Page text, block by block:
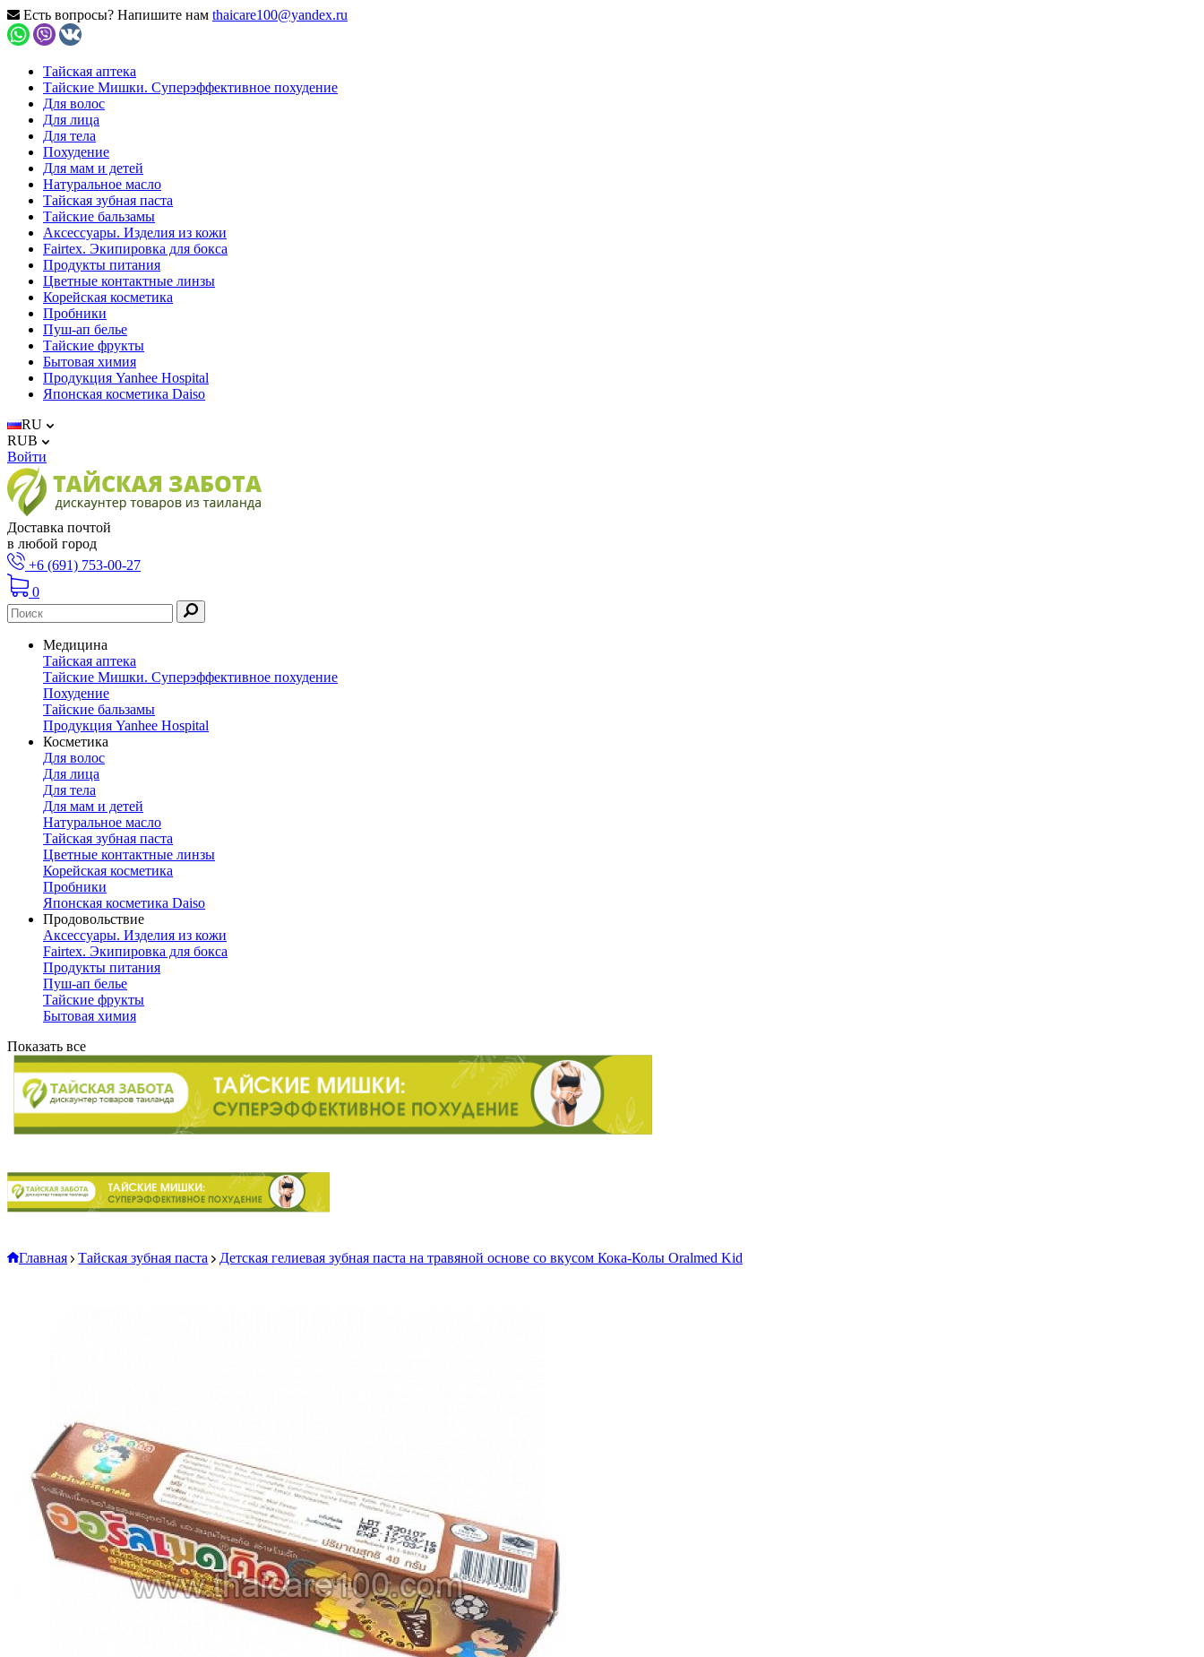
Есть вопросы? Напишите нам thaicare100@yandex.ru
Тайская аптека
Тайские Мишки. Суперэффективное похудение
Для волос
Для лица
Для тела
Похудение
Для мам и детей
Натуральное масло
Тайская зубная паста
Тайские бальзамы
Аксессуары. Изделия из кожи
Fairtex. Экипировка для бокса
Продукты питания
Цветные контактные линзы
Корейская косметика
Пробники
Пуш-ап белье
Тайские фрукты
Бытовая химия
Продукция Yanhee Hospital
Японская косметика Daiso
RU
RUB
Войти
Доставка почтой
в любой город
+6 (691) 753-00-27
0
Медицина
Тайская аптека
Тайские Мишки. Суперэффективное похудение
Похудение
Тайские бальзамы
Продукция Yanhee Hospital
Косметика
Для волос
Для лица
Для тела
Для мам и детей
Натуральное масло
Тайская зубная паста
Цветные контактные линзы
Корейская косметика
Пробники
Японская косметика Daiso
Продовольствие
Аксессуары. Изделия из кожи
Fairtex. Экипировка для бокса
Продукты питания
Пуш-ап белье
Тайские фрукты
Бытовая химия
Показать все
Главная Тайская зубная паста Детская гелиевая зубная паста на травяной основе со вкусом Кока-Колы Oralmed Kid